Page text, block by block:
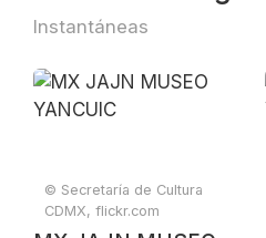
Instantáneas
© Secretaría de Cultura
CDMX, flickr.com